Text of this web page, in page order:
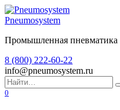
Перейти
к
Pneumosystem
Промышленная пневматика
8 (800) 222-60-22
info@pneumosystem.ru
Search
for:
0